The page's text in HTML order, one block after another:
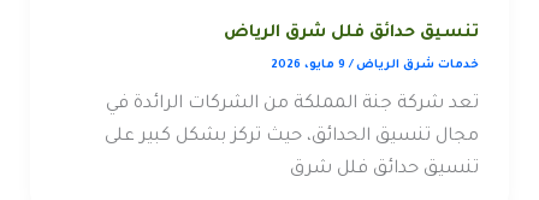
تنسيق حدائق فلل شرق الرياض
خدمات شرق الرياض/ 9 مايو، 2026
تعد شركة جنة المملكة من الشركات الرائدة في
مجال تنسيق الحدائق، حيث تركز بشكل كبير على
تنسيق حدائق فلل شرق